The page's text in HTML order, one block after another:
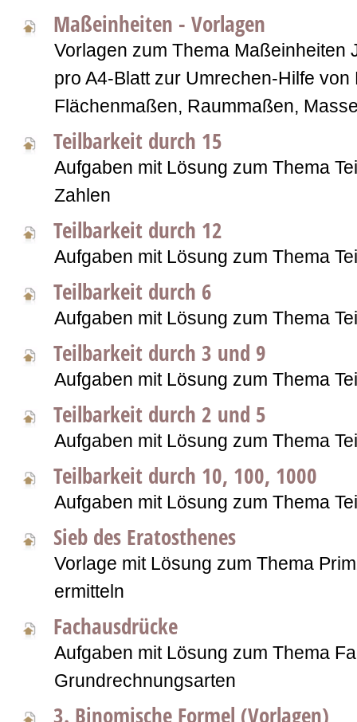
Maßeinheiten - Vorlagen
Vorlagen zum Thema Maßeinheiten
pro A4-Blatt zur Umrechen-Hilfe
Flächenmaßen, Raummaßen,
Teilbarkeit durch 15
Aufgaben mit Lösung zum Thema
Zahlen
Teilbarkeit durch 12
Aufgaben mit Lösung zum Thema
Teilbarkeit durch 6
Aufgaben mit Lösung zum Thema
Teilbarkeit durch 3 und 9
Aufgaben mit Lösung zum Thema
Teilbarkeit durch 2 und 5
Aufgaben mit Lösung zum Thema
Teilbarkeit durch 10, 100, 1000
Aufgaben mit Lösung zum Thema
Sieb des Eratosthenes
Vorlage mit Lösung zum Thema
ermitteln
Fachausdrücke
Aufgaben mit Lösung zum Thema
Grundrechnungsarten
3. Binomische Formel (Vorlagen)